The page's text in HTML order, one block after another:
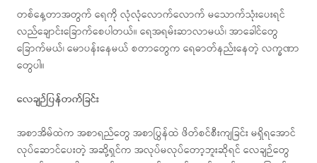
တစ်နေ့တာအတွက် ရေကို လုံလုံလောက်လောက် မသောက်သုံးပေးရင်
လည်ချောင်းခြောက်စေပါတယ်။ ရေအရမ်းဆာလာမယ်၊ အာခေါင်တွေ
ခြောက်မယ်၊ မောပန်းနေမယ် စတာတွေက ရေဓာတ်နည်းနေတဲ့ လက္ခဏာ
တွေပါ။
လေချဉ်ပြန်တက်ခြင်း
အစာအိမ်ထဲက အစာရည်တွေ အစာပြွန်ထဲ ဖိတ်စင်စီးကျခြင်း မရှိရအောင်
လုပ်ဆောင်ပေးတဲ့ အဆို့ရှင်က အလုပ်မလုပ်တော့ဘူးဆိုရင် လေချဉ်တွေ